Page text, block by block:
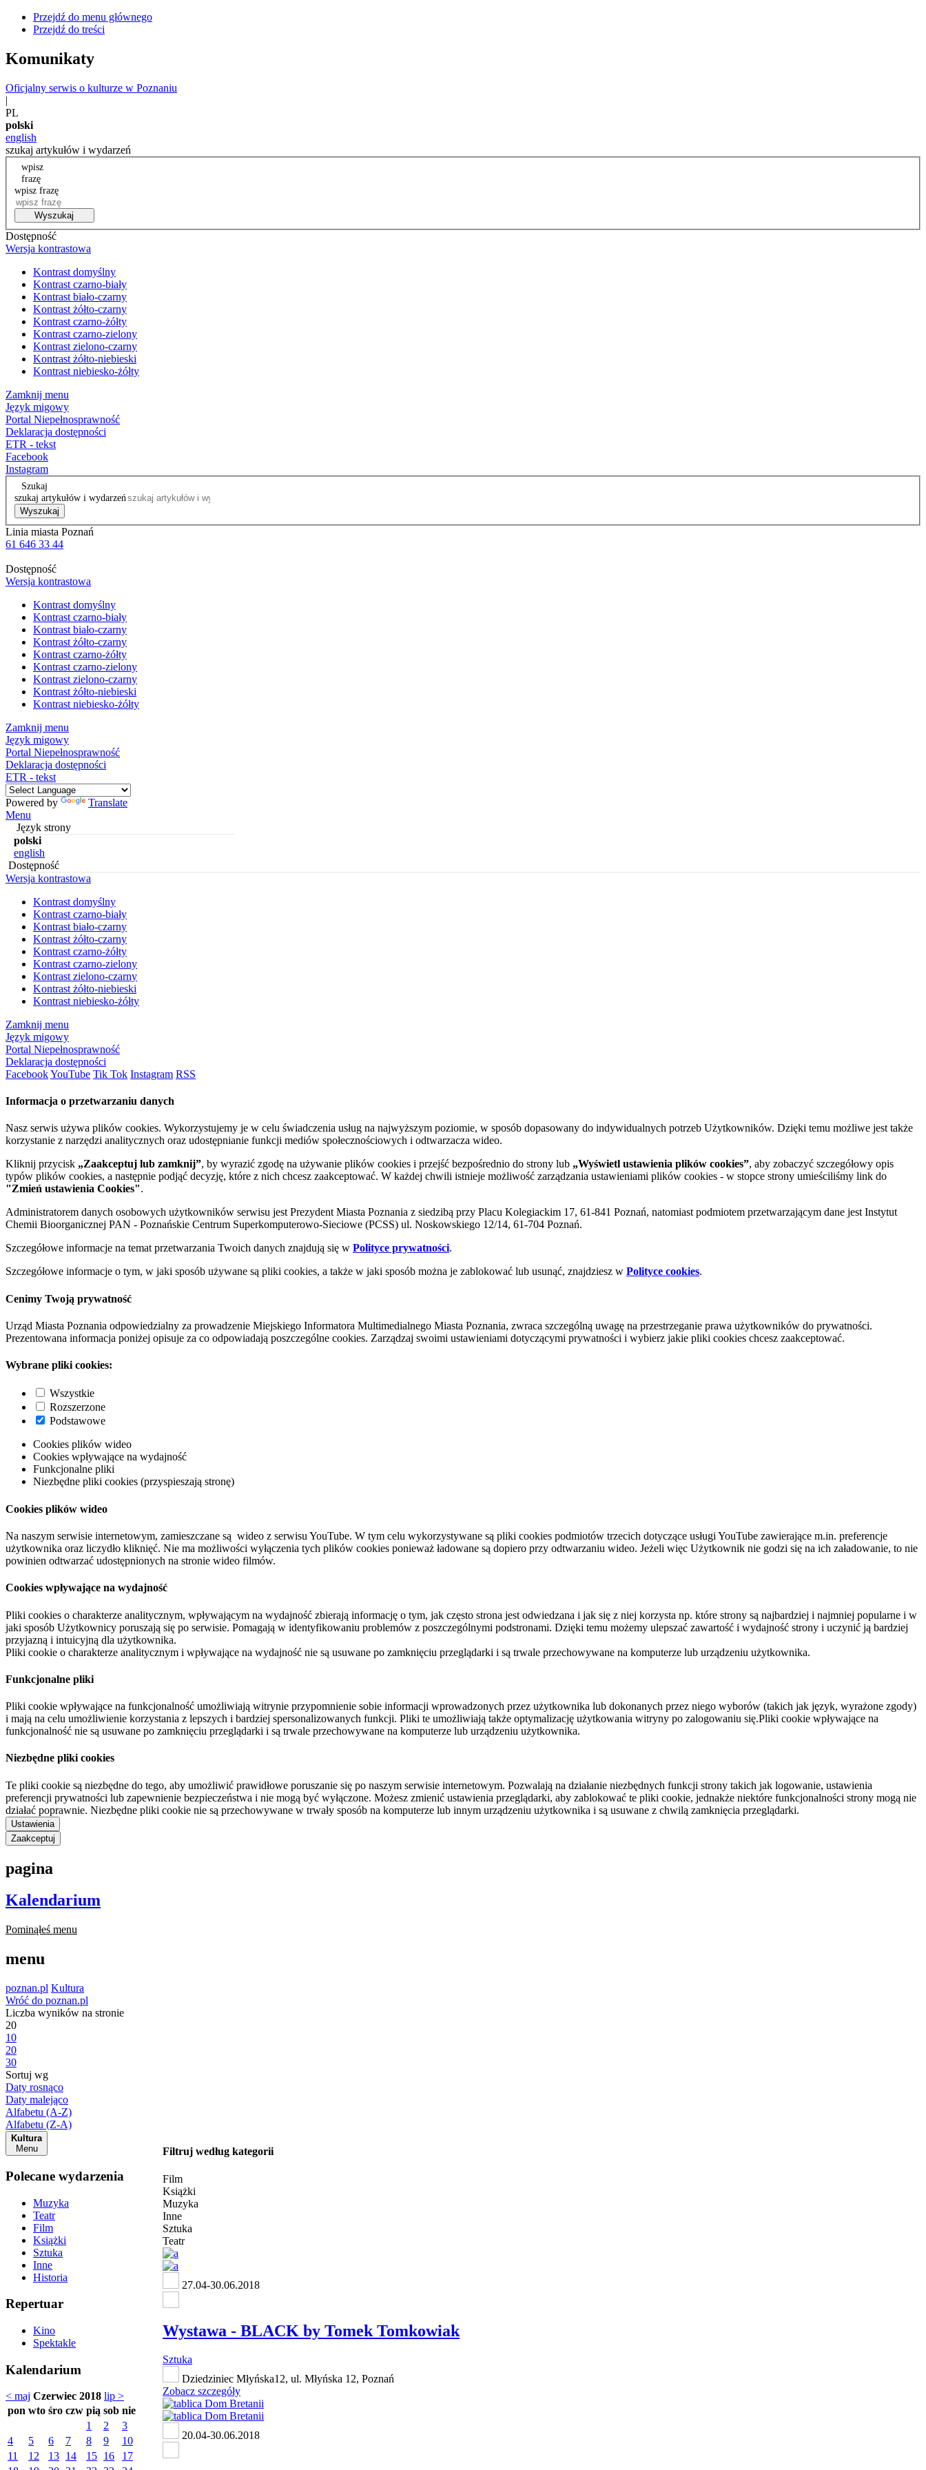
Przejdź do menu głównego
Przejdź do treści
Komunikaty
Oficjalny serwis o kulturze w Poznaniu
|
PL
polski
english
szukaj artykułów i wydarzeń
wpisz
frazę
wpisz frazę
Wyszukaj
Dostępność
Wersja kontrastowa
Kontrast domyślny
Kontrast czarno-biały
Kontrast biało-czarny
Kontrast żółto-czarny
Kontrast czarno-żółty
Kontrast czarno-zielony
Kontrast zielono-czarny
Kontrast żółto-niebieski
Kontrast niebiesko-żółty
Zamknij menu
Język migowy
Portal Niepełnosprawność
Deklaracja dostępności
ETR - tekst
Facebook
Instagram
Szukaj
szukaj artykułów i wydarzeń
Wyszukaj
Linia miasta Poznań
61 646 33 44
Dostępność
Wersja kontrastowa
Kontrast domyślny
Kontrast czarno-biały
Kontrast biało-czarny
Kontrast żółto-czarny
Kontrast czarno-żółty
Kontrast czarno-zielony
Kontrast zielono-czarny
Kontrast żółto-niebieski
Kontrast niebiesko-żółty
Zamknij menu
Język migowy
Portal Niepełnosprawność
Deklaracja dostępności
ETR - tekst
Powered by
Translate
Menu
Język strony
polski
english
Dostępność
Wersja kontrastowa
Kontrast domyślny
Kontrast czarno-biały
Kontrast biało-czarny
Kontrast żółto-czarny
Kontrast czarno-żółty
Kontrast czarno-zielony
Kontrast zielono-czarny
Kontrast żółto-niebieski
Kontrast niebiesko-żółty
Zamknij menu
Język migowy
Portal Niepełnosprawność
Deklaracja dostępności
FacebookYouTube Tik Tok Instagram RSS
Informacja o przetwarzaniu danych
Nasz serwis używa plików cookies. Wykorzystujemy je w celu świadczenia usług na najwyższym poziomie, w sposób dopasowany do indywidualnych potrzeb Użytkowników. Dzięki temu możliwe jest także
korzystanie z narzędzi analitycznych oraz udostępnianie funkcji mediów społecznościowych i odtwarzacza wideo.
Kliknij przycisk „Zaakceptuj lub zamknij”, by wyrazić zgodę na używanie plików cookies i przejść bezpośrednio do strony lub „Wyświetl ustawienia plików cookies”, aby zobaczyć szczegółowy opis
typów plików cookies, a następnie podjąć decyzję, które z nich chcesz zaakceptować. W każdej chwili istnieje możliwość zarządzania ustawieniami plików cookies - w stopce strony umieściliśmy link do
"Zmień ustawienia Cookies".
Administratorem danych osobowych użytkowników serwisu jest Prezydent Miasta Poznania z siedzibą przy Placu Kolegiackim 17, 61-841 Poznań, natomiast podmiotem przetwarzającym dane jest Instytut
Chemii Bioorganicznej PAN - Poznańskie Centrum Superkomputerowo-Sieciowe (PCSS) ul. Noskowskiego 12/14, 61-704 Poznań.
Szczegółowe informacje na temat przetwarzania Twoich danych znajdują się w Polityce prywatności.
Szczegółowe informacje o tym, w jaki sposób używane są pliki cookies, a także w jaki sposób można je zablokować lub usunąć, znajdziesz w Polityce cookies.
Cenimy Twoją prywatność
Urząd Miasta Poznania odpowiedzialny za prowadzenie Miejskiego Informatora Multimedialnego Miasta Poznania, zwraca szczególną uwagę na przestrzeganie prawa użytkowników do prywatności.
Prezentowana informacja poniżej opisuje za co odpowiadają poszczególne cookies. Zarządzaj swoimi ustawieniami dotyczącymi prywatności i wybierz jakie pliki cookies chcesz zaakceptować.
Wybrane pliki cookies:
Wszystkie
Rozszerzone
Podstawowe
Cookies plików wideo
Cookies wpływające na wydajność
Funkcjonalne pliki
Niezbędne pliki cookies (przyspieszają stronę)
Cookies plików wideo
Na naszym serwisie internetowym, zamieszczane są wideo z serwisu YouTube. W tym celu wykorzystywane są pliki cookies podmiotów trzecich dotyczące usługi YouTube zawierające m.in. preferencje
użytkownika oraz liczydło kliknięć. Nie ma możliwości wyłączenia tych plików cookies ponieważ ładowane są dopiero przy odtwarzaniu wideo. Jeżeli więc Użytkownik nie godzi się na ich załadowanie, to nie
powinien odtwarzać udostępnionych na stronie wideo filmów.
Cookies wpływające na wydajność
Pliki cookies o charakterze analitycznym, wpływającym na wydajność zbierają informację o tym, jak często strona jest odwiedzana i jak się z niej korzysta np. które strony są najbardziej i najmniej popularne i w
jaki sposób Użytkownicy poruszają się po serwisie. Pomagają w identyfikowaniu problemów z poszczególnymi podstronami. Dzięki temu możemy ulepszać zawartość i wydajność strony i uczynić ją bardziej
przyjazną i intuicyjną dla użytkownika.
Pliki cookie o charakterze analitycznym i wpływające na wydajność nie są usuwane po zamknięciu przeglądarki i są trwale przechowywane na komputerze lub urządzeniu użytkownika.
Funkcjonalne pliki
Pliki cookie wpływające na funkcjonalność umożliwiają witrynie przypomnienie sobie informacji wprowadzonych przez użytkownika lub dokonanych przez niego wyborów (takich jak język, wyrażone zgody)
i mają na celu umożliwienie korzystania z lepszych i bardziej spersonalizowanych funkcji. Pliki te umożliwiają także optymalizację użytkowania witryny po zalogowaniu się.Pliki cookie wpływające na
funkcjonalność nie są usuwane po zamknięciu przeglądarki i są trwale przechowywane na komputerze lub urządzeniu użytkownika.
Niezbędne pliki cookies
Te pliki cookie są niezbędne do tego, aby umożliwić prawidłowe poruszanie się po naszym serwisie internetowym. Pozwalają na działanie niezbędnych funkcji strony takich jak logowanie, ustawienia
preferencji prywatności lub zapewnienie bezpieczeństwa i nie mogą być wyłączone. Możesz zmienić ustawienia przeglądarki, aby zablokować te pliki cookie, jednakże niektóre funkcjonalności strony mogą nie
działać poprawnie. Niezbędne pliki cookie nie są przechowywane w trwały sposób na komputerze lub innym urządzeniu użytkownika i są usuwane z chwilą zamknięcia przeglądarki.
Ustawienia
Zaakceptuj
pagina
Kalendarium
Pominąłeś menu
menu
poznan.pl Kultura
Wróć do poznan.pl
Liczba wyników na stronie
20
10
20
30
Sortuj wg
Daty rosnąco
Daty malejąco
Alfabetu (A-Z)
Alfabetu (Z-A)
Kultura
Menu
Polecane wydarzenia
Muzyka
Teatr
Film
Książki
Sztuka
Inne
Historia
Repertuar
Kino
Spektakle
Kalendarium
< maj Czerwiec 2018 lip >
pon wto śro czw pią sob nie
1
2
3
4
5 6 7 8 9
10
11
12 13 14 15 16
17
Filtruj według kategorii
Film
Książki
Muzyka
Inne
Sztuka
Teatr
27.04-30.06.2018
Wystawa - BLACK by Tomek Tomkowiak
Sztuka
Dziedziniec Młyńska12, ul. Młyńska 12, Poznań
Zobacz szczegóły
20.04-30.06.2018